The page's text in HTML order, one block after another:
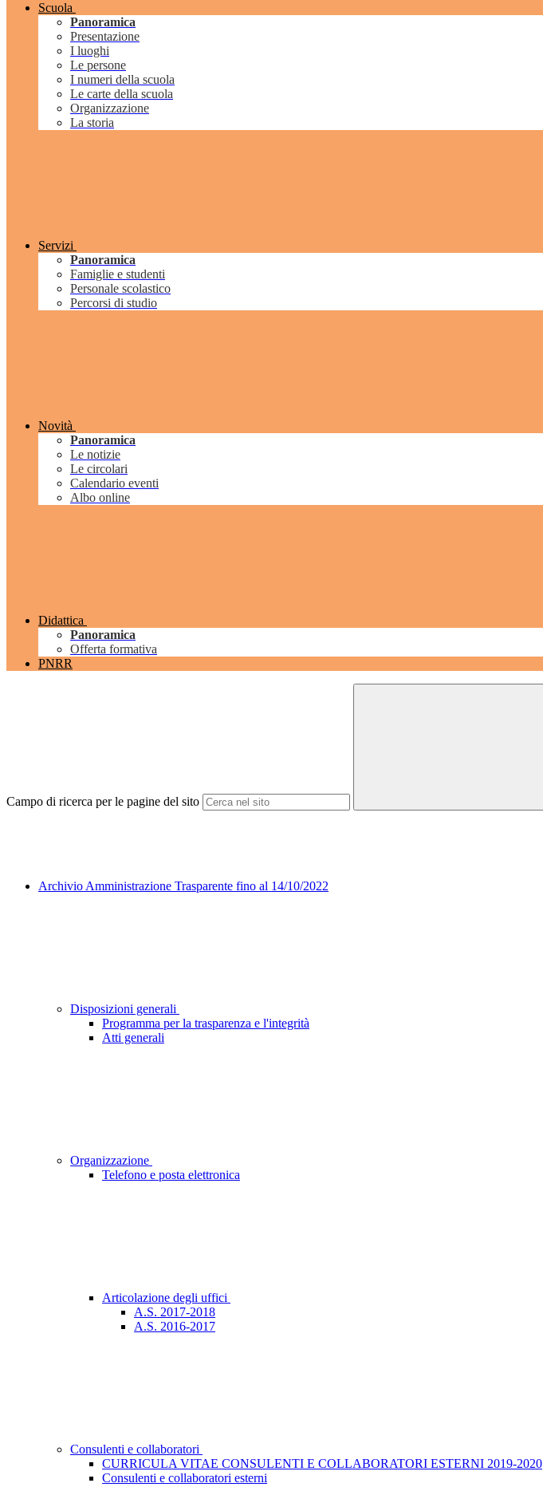
Scuola
Panoramica
Presentazione
I luoghi
Le persone
I numeri della scuola
Le carte della scuola
Organizzazione
La storia
Servizi
Panoramica
Famiglie e studenti
Personale scolastico
Percorsi di studio
Novità
Panoramica
Le notizie
Le circolari
Calendario eventi
Albo online
Didattica
Panoramica
Offerta formativa
PNRR
Campo di ricerca per le pagine del sito
Archivio Amministrazione Trasparente fino al 14/10/2022
Disposizioni generali
Programma per la trasparenza e l'integrità
Atti generali
Organizzazione
Telefono e posta elettronica
Articolazione degli uffici
A.S. 2017-2018
A.S. 2016-2017
Consulenti e collaboratori
CURRICULA VITAE CONSULENTI E COLLABORATORI ESTERNI 2019-2020
Consulenti e collaboratori esterni